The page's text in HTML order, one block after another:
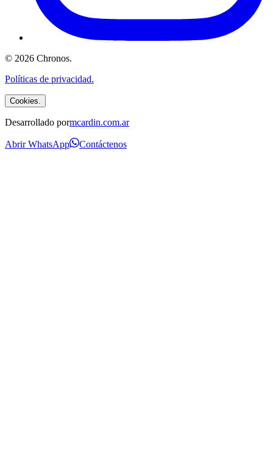
© 2026 Chronos.
Políticas de privacidad.
Cookies.
Desarrollado pormcardin.com.ar
Abrir WhatsApp Contáctenos